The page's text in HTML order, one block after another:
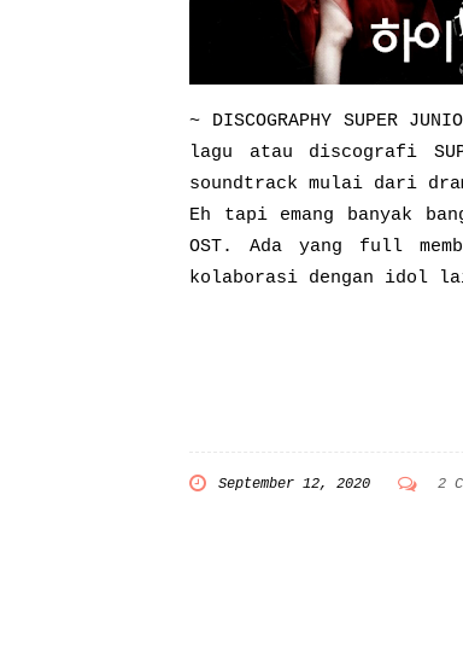
~ DISCOGRAPHY SUPER
lagu atau discografi
soundtrack mulai dari
Eh tapi emang banyak
OST. Ada yang full
kolaborasi dengan idol
September 12, 2020 2